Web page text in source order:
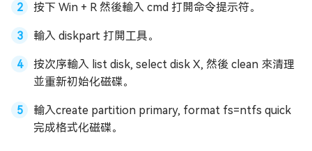
按下 Win + R 然後輸入 cmd 打開命令提示符。
輸入 diskpart 打開工具。
按次序輸入 list disk, select disk X, 然後 clean 來清理
並重新初始化磁碟。
輸入create partition primary, format fs=ntfs quick
完成格式化磁碟。